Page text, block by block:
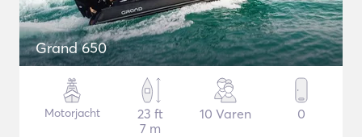
Grand 650
Motorjacht
23 ft
7 m
10 Varen 0